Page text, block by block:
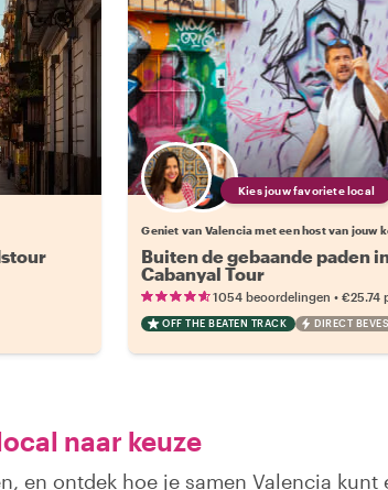
Kies jouw favoriete local
Geniet van Valencia met een host van jouw
Buiten de gebaande paden
Cabanyal Tour
1054 beoordelingen •€25.74
OFF THE BEATEN TRACK DIRECT
naar keuze
en ontdek hoe je samen Valencia kunt